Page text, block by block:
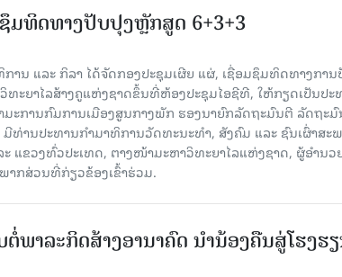
ມທິດທາງປັບປຸງຫຼັກສູດ 6+3+3
ານ ແລະ ກິລາ ໄດ້ຈັດກອງປະຊຸມເຜີຍ ແຜ່, ເຊື່ອມຊຶມທິດທາງການ
ທະຍາໄລສ້າງຄູແຫ່ງຊາດຂຶ້ນທີ່ຫ້ອງປະຊຸມໄອຊີທີ, ໃຫ້ກຽດເປັນປະ
ະການກົມການເມືອງສູນກາງພັກ ຮອງນາຍົກລັດຖະມົນຕີ ລັດຖະ
ທ່ານປະທານກໍາມາທິການວັດທະນະທໍາ, ສັງຄົມ ແລະ ຊົນເຜົ່າສະ
ແຂວງທົ່ວປະເທດ, ຕາງໜ້າມະຫາວິທະຍາໄລແຫ່ງຊາດ, ຜູ້ອຳນວ
າກສ່ວນທີ່ກ່ຽວຂ້ອງເຂົ້າຮ່ວມ.
າລະກິດສ້າງອານາຄົດ ນໍານ້ອງຄືນສູ່ໂຮງຮ